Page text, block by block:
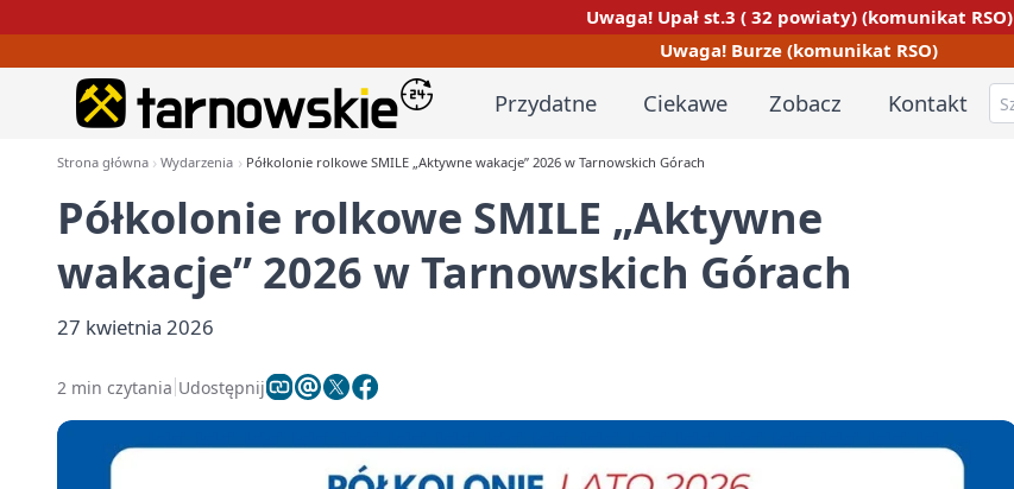
Uwaga! Upał st.3 ( 32 powiaty) (komunikat RSO)
Uwaga! Burze (komunikat RSO)
Przydatne Ciekawe Zobacz Kontakt
Strona główna Wydarzenia Półkolonie rolkowe SMILE „Aktywne wakacje” 2026 w Tarnowskich Górach
Półkolonie rolkowe SMILE „Aktywne
wakacje” 2026 w Tarnowskich Górach
27 kwietnia 2026
2 min czytania Udostępnij